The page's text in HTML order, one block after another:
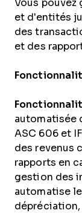
Vous
et d'entités
des
et des
automatisée
ASC 606 et
des revenus
rapports en
gestion des
automatise